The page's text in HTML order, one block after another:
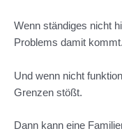
Wenn ständiges nicht
Problems damit kommt.
Und wenn nicht
Grenzen stößt.
Dann kann eine